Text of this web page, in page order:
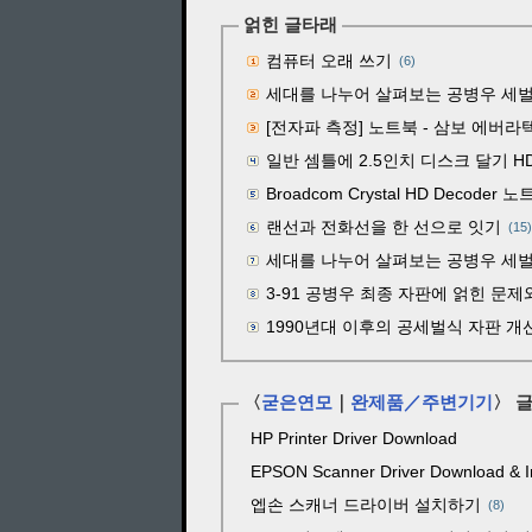
얽힌 글타래
컴퓨터 오래 쓰기 (6)
세대를 나누어 살펴보는 공병우 세
[전자파 측정] 노트북 - 삼보 에버라
일반 셈틀에 2.5인치 디스크 달기
Broadcom Crystal HD Decoder 노
랜선과 전화선을 한 선으로 잇기
(15)
세대를 나누어 살펴보는 공병우 세
3-91 공병우 최종 자판에 얽힌 문제
1990년대 이후의 공세벌식 자판
〈굳은연모 완제품／주변기기 〉
HP Printer Driver Download
EPSON Scanner Driver Download &
엡손 스캐너 드라이버 설치하기
8